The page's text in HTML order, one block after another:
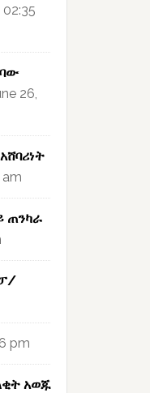
26,
am
ጠንካራ
pm
አወጁ